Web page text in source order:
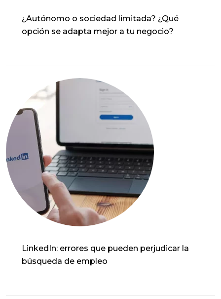
¿Autónomo o sociedad limitada? ¿Qué
opción se adapta mejor a tu negocio?
LinkedIn: errores que pueden perjudicar la
búsqueda de empleo